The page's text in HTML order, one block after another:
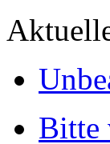
Bitte